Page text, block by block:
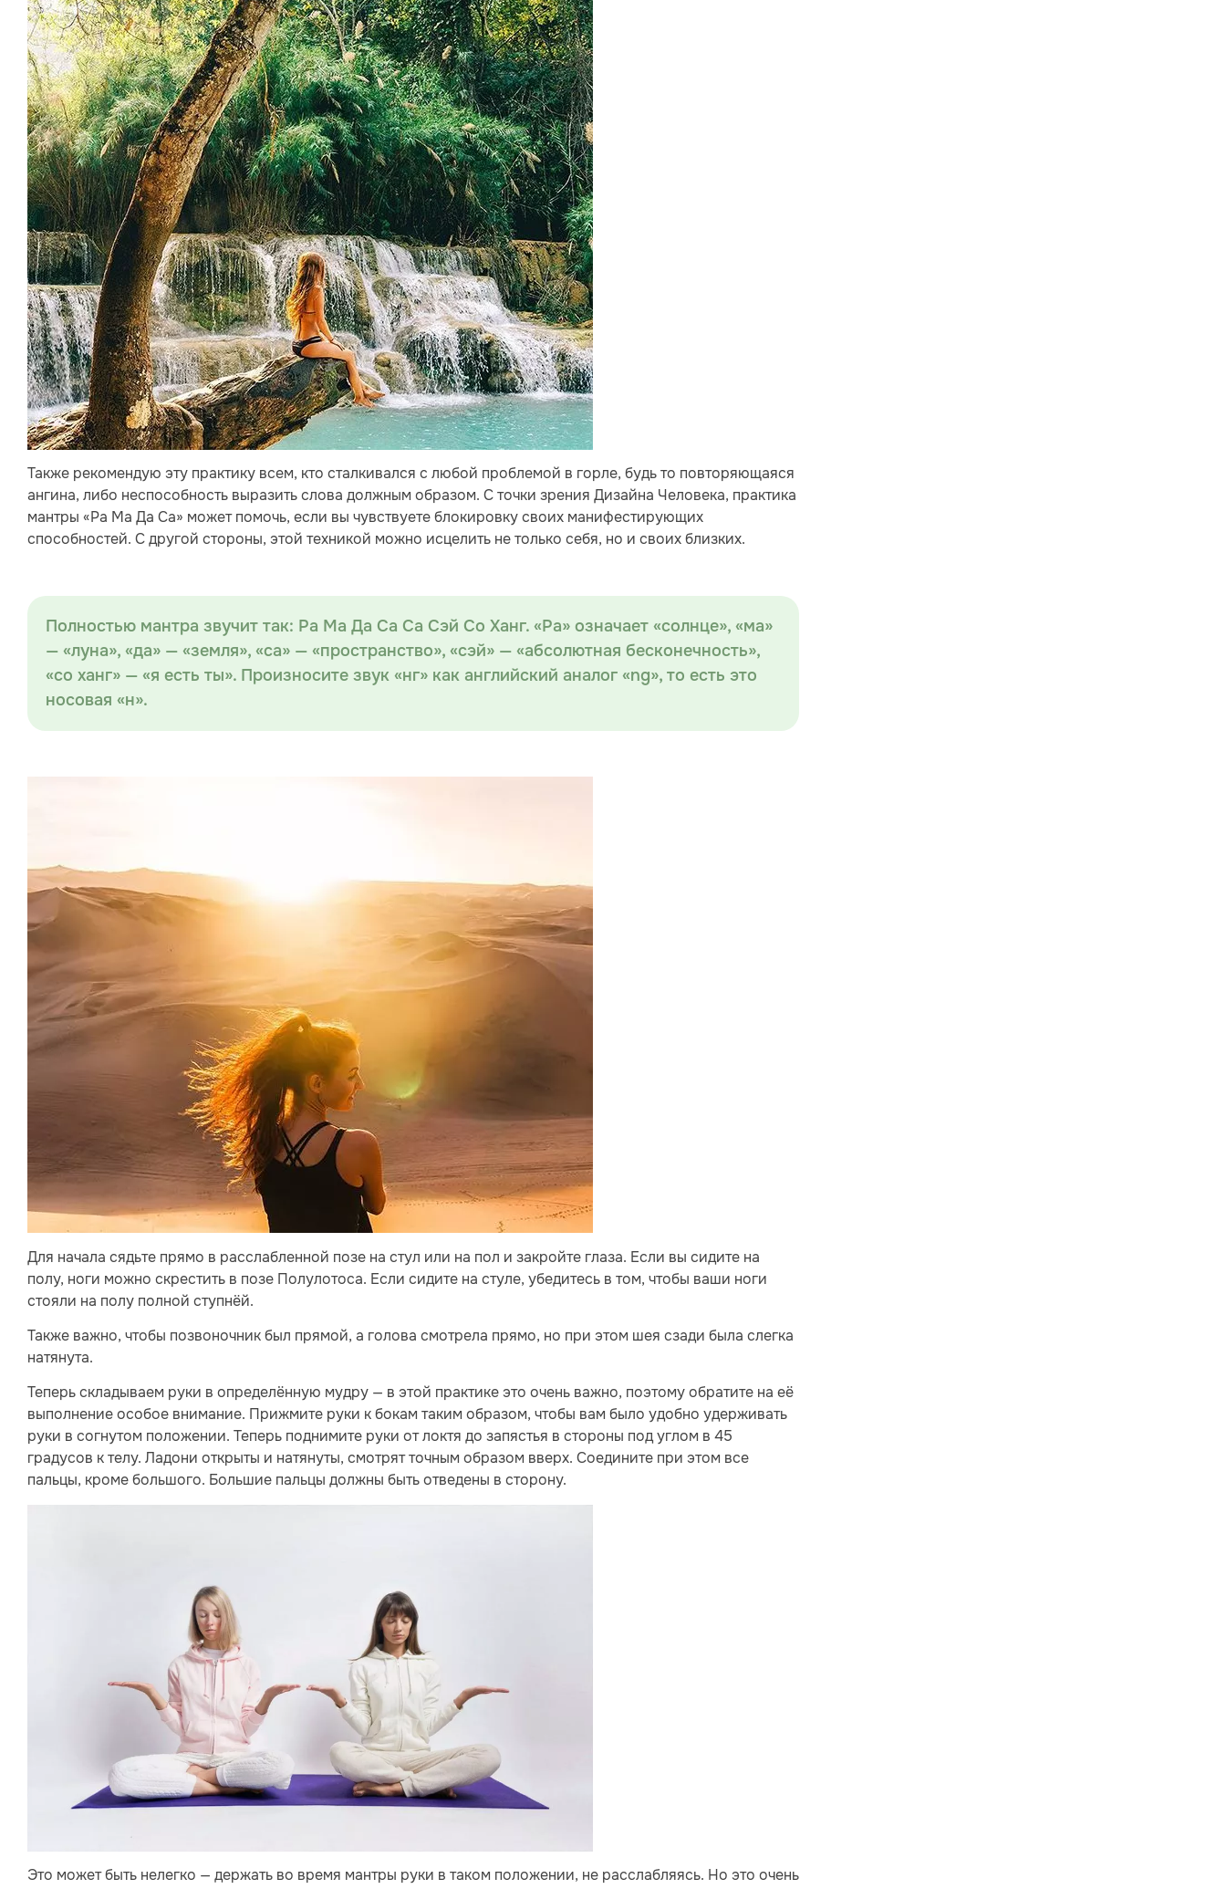
Также рекомендую эту практику всем, кто сталкивался с любой проблемой в горле, будь то повторяющаяся
ангина, либо неспособность выразить слова должным образом. С точки зрения Дизайна Человека, практика
мантры «Ра Ма Да Са» может помочь, если вы чувствуете блокировку своих манифестирующих
способностей. С другой стороны, этой техникой можно исцелить не только себя, но и своих близких.
Полностью мантра звучит так: Ра Ма Да Са Са Сэй Со Ханг. «Ра» означает «солнце», «ма»
— «луна», «да» — «земля», «са» — «пространство», «сэй» — «абсолютная бесконечность»,
«со ханг» — «я есть ты». Произносите звук «нг» как английский аналог «ng», то есть это
носовая «н».
Для начала сядьте прямо в расслабленной позе на стул или на пол и закройте глаза. Если вы сидите на
полу, ноги можно скрестить в позе Полулотоса. Если сидите на стуле, убедитесь в том, чтобы ваши ноги
стояли на полу полной ступнёй.
Также важно, чтобы позвоночник был прямой, а голова смотрела прямо, но при этом шея сзади была слегка
натянута.
Теперь складываем руки в определённую мудру — в этой практике это очень важно, поэтому обратите на её
выполнение особое внимание. Прижмите руки к бокам таким образом, чтобы вам было удобно удерживать
руки в согнутом положении. Теперь поднимите руки от локтя до запястья в стороны под углом в 45
градусов к телу. Ладони открыты и натянуты, смотрят точным образом вверх. Соедините при этом все
пальцы, кроме большого. Большие пальцы должны быть отведены в сторону.
Это может быть нелегко — держать во время мантры руки в таком положении, не расслабляясь. Но это очень